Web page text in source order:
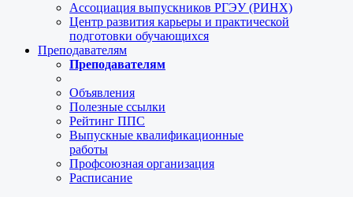
Ассоциация выпускников РГЭУ (РИНХ)
Центр развития карьеры и практической
подготовки обучающихся
Преподавателям
Преподавателям
Объявления
Полезные ссылки
Рейтинг ППС
Выпускные квалификационные
работы
Профсоюзная организация
Расписание